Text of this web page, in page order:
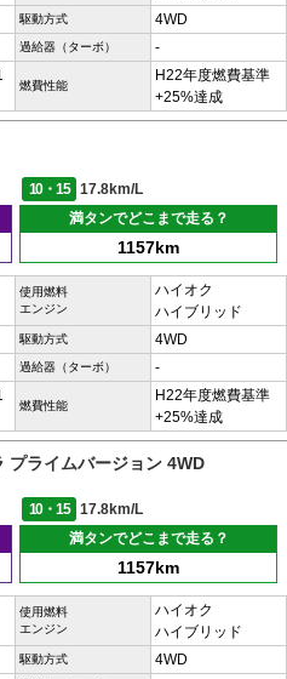
駆動方式 4WD
過給器（ターボ） -
燃費性能
H22年度燃費基準
+25%達成
10・15
17.8km/L
満タンでどこまで走る？
1157km
使用燃料
エンジン
ハイオク
ハイブリッド
駆動方式 4WD
過給器（ターボ） -
燃費性能
H22年度燃費基準
+25%達成
プライムバージョン 4WD
10・15
17.8km/L
満タンでどこまで走る？
1157km
使用燃料
エンジン
ハイオク
ハイブリッド
駆動方式 4WD